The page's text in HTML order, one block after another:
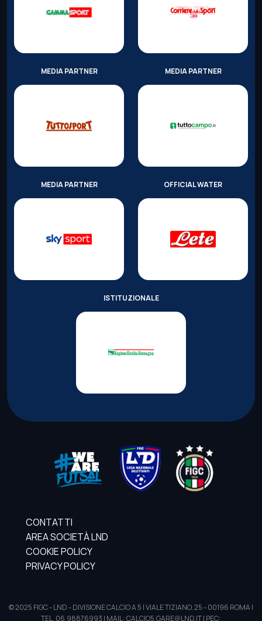
MEDIA PARTNER MEDIA PARTNER
MEDIA PARTNER OFFICIAL WATER
ISTITUZIONALE
CONTATTI
AREA SOCIETÀ LND
COOKIE POLICY
PRIVACY POLICY
© 2025 FIGC - LND - DIVISIONE CALCIO A 5 | VIALE TIZIANO, 25 - 00196 ROMA |
TEL. 06.98876993 | MAIL: CALCIO5.GARE@LND.IT | PEC: